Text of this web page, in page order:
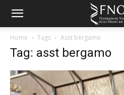
Home Tags Asst bergamo
Tag: asst bergamo